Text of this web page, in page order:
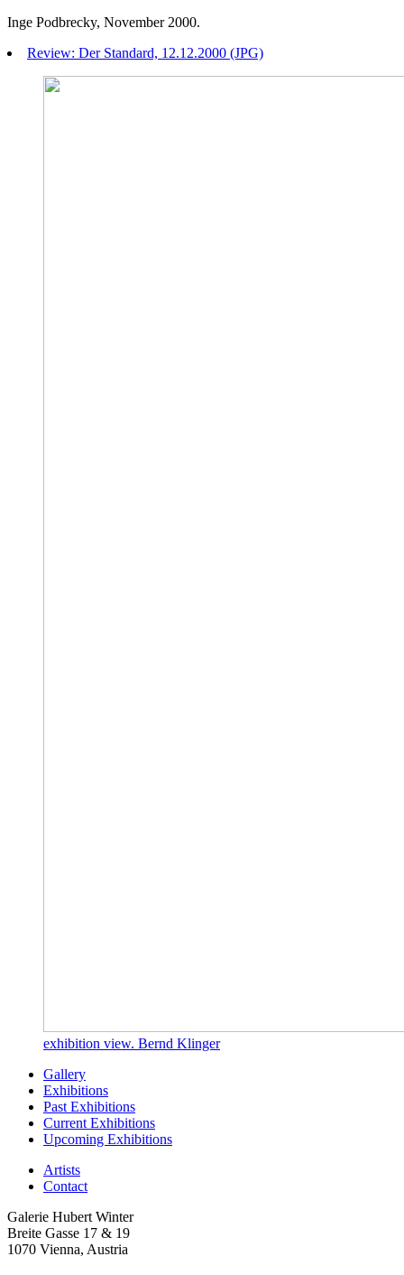
Inge Podbrecky, November 2000.
Review: Der Standard, 12.12.2000 (JPG)
exhibition view. Bernd Klinger
Gallery
Exhibitions
Past Exhibitions
Current Exhibitions
Upcoming Exhibitions
Artists
Contact
Galerie Hubert Winter
Breite Gasse 17 & 19
1070 Vienna, Austria